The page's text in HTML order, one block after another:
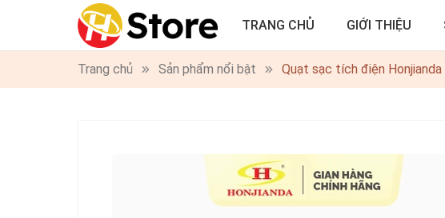
TRANG CHỦ GIỚI THIỆU
Trang chủ Sản phẩm nổi bật Quạt sạc tích điện